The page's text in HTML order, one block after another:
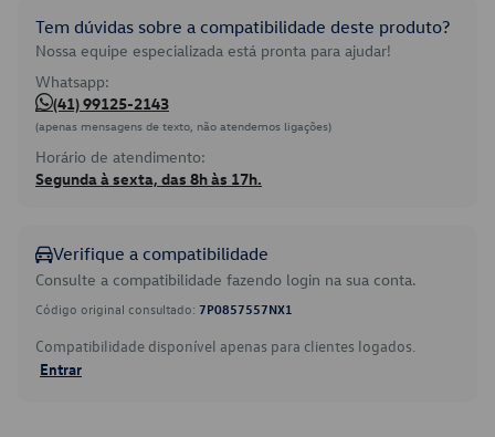
Tem dúvidas sobre a compatibilidade deste produto?
Nossa equipe especializada está pronta para ajudar!
Whatsapp:
(41) 99125-2143
(apenas mensagens de texto, não atendemos ligações)
Horário de atendimento:
Segunda à sexta, das 8h às 17h.
Verifique a compatibilidade
Consulte a compatibilidade fazendo login na sua conta.
Código original consultado: 7P0857557NX1
Compatibilidade disponível apenas para clientes logados.
Entrar